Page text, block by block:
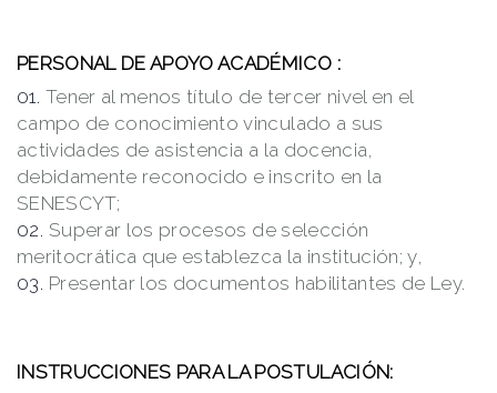
PERSONAL DE APOYO ACADÉMICO :
Tener al menos título de tercer nivel en el
campo de conocimiento vinculado a sus
actividades de asistencia a la docencia,
debidamente reconocido e inscrito en la
SENESCYT;
Superar los procesos de selección
meritocrática que establezca la institución; y,
Presentar los documentos habilitantes de Ley.
INSTRUCCIONES PARA LA POSTULACIÓN: